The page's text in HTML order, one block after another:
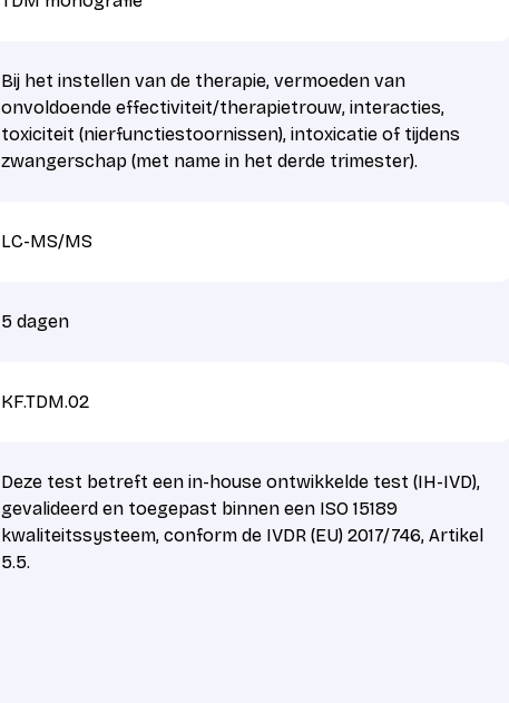
Bij het instellen van de therapie, vermoeden van
onvoldoende effectiviteit/therapietrouw, interacties,
toxiciteit (nierfunctiestoornissen), intoxicatie of tijdens
zwangerschap (met name in het derde trimester).
LC-MS/MS
5 dagen
KF.TDM.02
Deze test betreft een in-house ontwikkelde test (IH-IVD),
gevalideerd en toegepast binnen een ISO 15189
kwaliteitssysteem, conform de IVDR (EU) 2017/746, Artikel
5.5.